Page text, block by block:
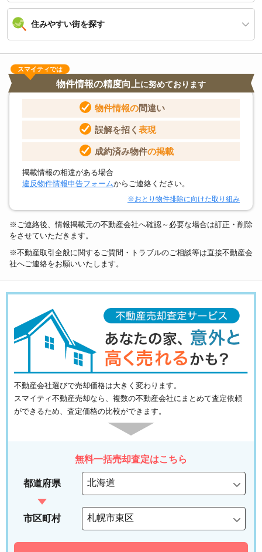
住みやすい街を探す
スマイティでは
物件情報の精度向上に努めております
物件情報の間違い
誤解を招く 表現
成約済み物件の掲載
掲載情報の相違がある場合
違反物件情報申告フォームからご連絡ください。
※おとり物件排除に向けた取り組み
※ご連絡後、情報掲載元の不動産会社へ確認～必要な場合は訂正・削除
をさせていただきます。
※不動産取引全般に関するご質問・トラブルのご相談等は直接不動産会
社へご連絡をお願いいたします。
不動産会社選びで売却価格は大きく変わります。
スマイティ不動産売却なら、複数の不動産会社にまとめて査定依頼
ができるため、査定価格の比較ができます。
無料一括売却査定はこちら
都道府県
市区町村